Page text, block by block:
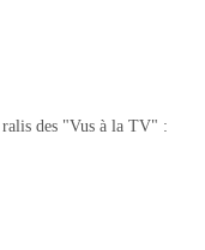
des "Vus à la TV" :